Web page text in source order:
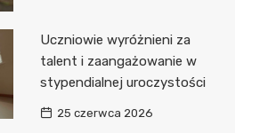
Uczniowie wyróżnieni za
talent i zaangażowanie w
stypendialnej uroczystości
25 czerwca 2026